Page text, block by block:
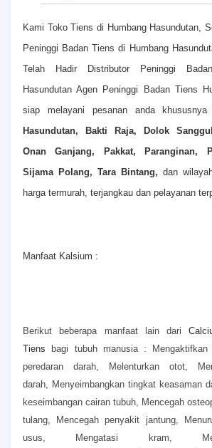
Kami Toko Tiens di Humbang Hasundutan,
Peninggi Badan Tiens di Humbang
Telah Hadir Distributor Peninggi
Hasundutan Agen Peninggi Badan Tiens
siap melayani pesanan anda khususnya
Hasundutan, Bakti Raja, Dolok
Onan Ganjang, Pakkat, Paranginan,
Sijama Polang, Tara Bintang, dan
harga termurah, terjangkau dan pelayanan
Manfaat Kalsium :
Berikut beberapa manfaat lain dari
Tiens
bagi tubuh manusia :
peredaran darah, Melenturkan otot,
darah, Menyeimbangkan tingkat keasaman
keseimbangan cairan tubuh, Mencegah
tulang, Mencegah penyakit jantung,
usus, Mengatasi kram,